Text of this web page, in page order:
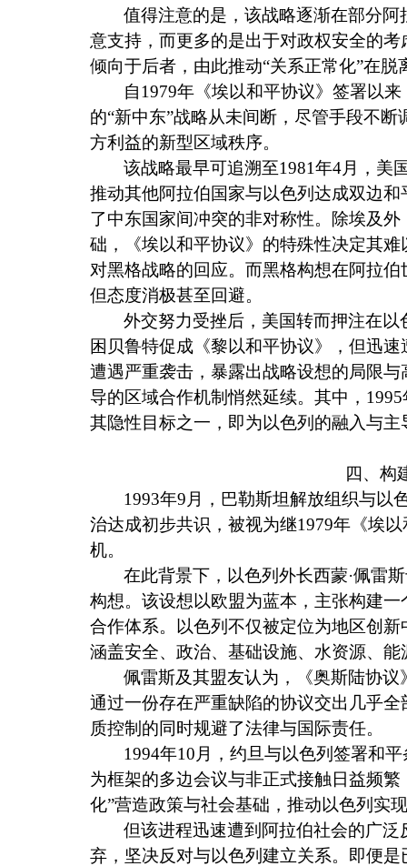
值得注意的是，该战略逐渐在部分
意支持，而更多的是出于对政权安全的
倾向于后者，由此推动“关系正常化”在
自1979年《埃以和平协议》签署以来
的“新中东”战略从未间断，尽管手段不
方利益的新型区域秩序。
该战略最早可追溯至1981年4月，美
推动其他阿拉伯国家与以色列达成双边
了中东国家间冲突的非对称性。除埃及
础，《埃以和平协议》的特殊性决定其
对黑格战略的回应。而黑格构想在阿拉
但态度消极甚至回避。
外交努力受挫后，美国转而押注在
困贝鲁特促成《黎以和平协议》，但迅
遭遇严重袭击，暴露出战略设想的局限
导的区域合作机制悄然延续。其中， 1995
其隐性目标之一，即为以色列的融入与
四、构
1993年9 月，巴勒斯坦解放组织与以
治达成初步共识，被视为继1979年《埃
机。
在此背景下，以色列外长西蒙·佩雷
构想。该设想以欧盟为蓝本，主张构建
合作体系。以色列不仅被定位为地区创
涵盖安全、政治、基础设施、水资源、
佩雷斯及其盟友认为，《奥斯陆协
通过一份存在严重缺陷的协议交出几乎
质控制的同时规避了法律与国际责任。
1994年10 月，约旦与以色列签署和
为框架的多边会议与非正式接触日益频
化”营造政策与社会基础，推动以色列实
但该进程迅速遭到阿拉伯社会的广
弃，坚决反对与以色列建立关系。即便